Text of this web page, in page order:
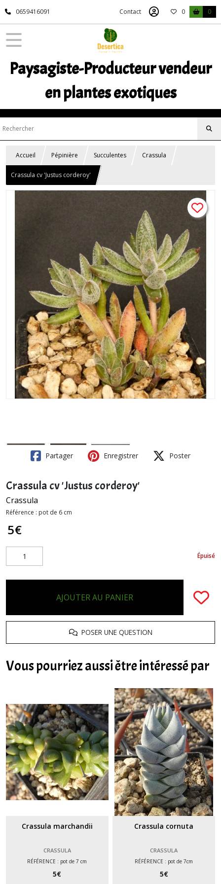
0659416091 Contact 0 0
Paysagiste-Producteur vendeur
en plantes exotiques
Accueil Pépinière Succulentes Crassula
Crassula cv 'Justus corderoy'
Partager Enregistrer Poster
Crassula cv 'Justus corderoy'
Crassula
Référence : pot de 6 cm
5€
Épuisé
AJOUTER AU PANIER
POSER UNE QUESTION
Vous pourriez aussi être intéressé par
Crassula marchandii
CRASSULA
RÉFÉRENCE : pot de 7 cm
5€
Crassula cornuta
CRASSULA
RÉFÉRENCE : pot de 7cm
5€